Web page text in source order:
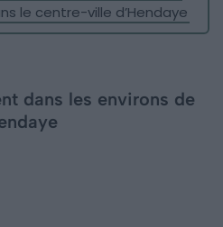
le centre-ville d’Hendaye
dans les environs de